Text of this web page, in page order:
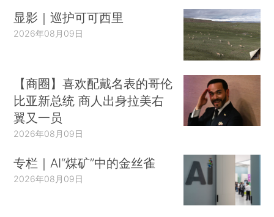
21日，在湖北疫情防控新闻发布会上，湖北省
显影｜巡护可可西里
2026年08月09日
【商圈】喜欢配戴名表的哥伦
比亚新总统 商人出身拉美右
翼又一员
2026年08月09日
专栏｜AI“煤矿”中的金丝雀
2026年08月09日